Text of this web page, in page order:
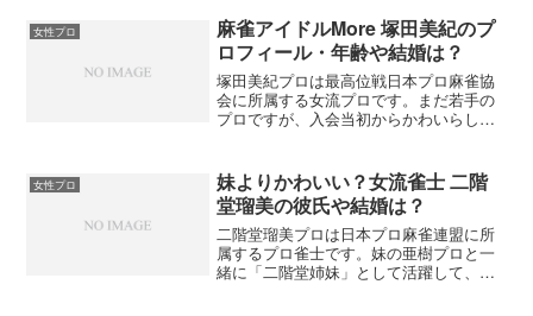
んな蔵美里プロについてまとめてみまし
た。
女性プロ
麻雀アイドルMore 塚田美紀のプ
ロフィール・年齢や結婚は？
塚田美紀プロは最高位戦日本プロ麻雀協
会に所属する女流プロです。まだ若手の
プロですが、入会当初からかわいらしい
ーとしても活動していて、今後ますます
注目されそうな雀士。そんな塚田美紀プ
ロについてまとめてみました。
女性プロ
妹よりかわいい？女流雀士 二階
堂瑠美の彼氏や結婚は？
二階堂瑠美プロは日本プロ麻雀連盟に所
属するプロ雀士です。妹の亜樹プロと一
緒に「二階堂姉妹」として活躍して、圧